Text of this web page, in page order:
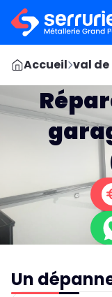
Accueil val
Un